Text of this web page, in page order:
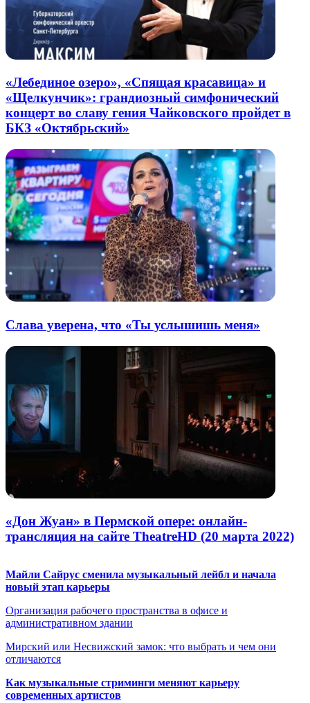
«Лебединое озеро», «Спящая красавица» и
«Щелкунчик»: грандиозный симфонический
концерт во славу гения Чайковского пройдет в
БКЗ «Октябрьский»
Слава уверена, что «Ты услышишь меня»
«Дон Жуан» в Пермской опере: онлайн-
трансляция на сайте TheatreHD (20 марта 2022)
Майли Сайрус сменила музыкальный лейбл и начала
новый этап карьеры
Организация рабочего пространства в офисе и
административном здании
Мирский или Несвижский замок: что выбрать и чем они
отличаются
Как музыкальные стриминги меняют карьеру
современных артистов